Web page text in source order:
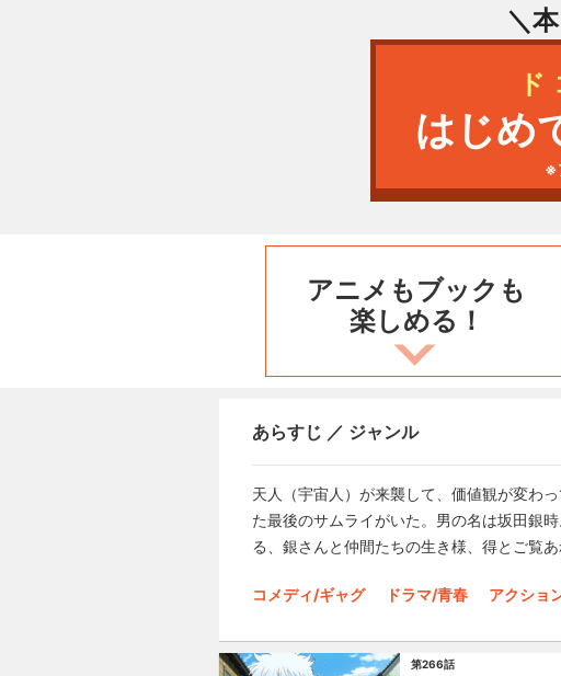
＼
はじめ
※
アニメもブックも
楽しめる！
あらすじ ／ ジャンル
天人（宇宙人）が来襲して、価値観が変わ
た最後のサムライがいた。男の名は坂田銀
る、銀さんと仲間たちの生き様、得とご覧あ
コメディ/ギャグ ドラマ/青春 アクショ
第266話